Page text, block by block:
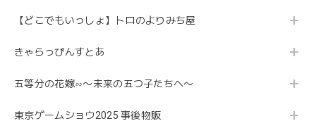
【どこでもいっしょ】トロのよりみち屋
きゃらっぴんすとあ
五等分の花嫁∽〜未来の五つ子たちへ〜
東京ゲームショウ2025 事後物販